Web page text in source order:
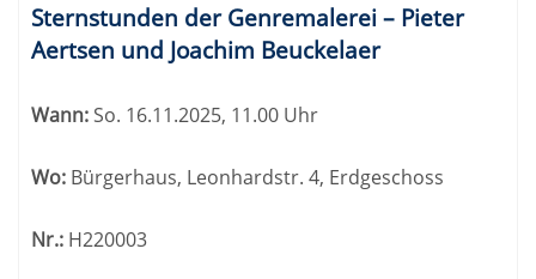
Sternstunden der Genremalerei – Pieter
Aertsen und Joachim Beuckelaer
Wann:So. 16.11.2025, 11.00 Uhr
Wo: Bürgerhaus, Leonhardstr. 4, Erdgeschoss
Nr.: H220003